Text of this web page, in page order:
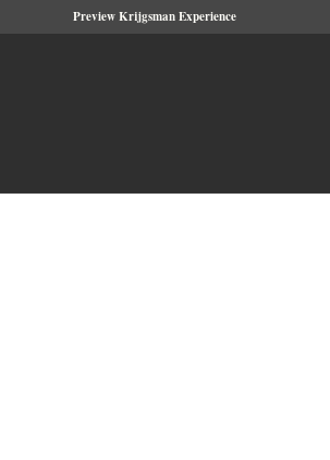
Preview Krijgsman Experience